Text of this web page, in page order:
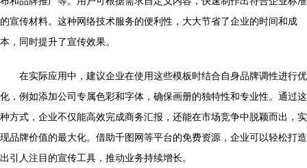
的宣传材料。这种网络技术服务的便利性，大大节省了企业的时间和成
本，同时提升了宣传效果。
在实际应用中，建议企业在使用这些模板时结合自身品牌调性进行优
化，例如添加公司专属色彩和字体，确保画册的独特性和专业性。通过这
种方式，企业不仅能高效完成商务汇报，还能在市场竞争中脱颖而出，实
现品牌价值的最大化。借助千图网等平台的免费资源，企业可以轻松打造
出引人注目的宣传工具，推动业务持续增长。